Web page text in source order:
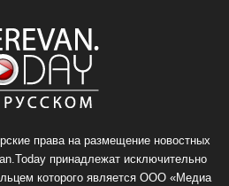
права на размещение новостных
принадлежат исключительно
которого является ООО «Медиа